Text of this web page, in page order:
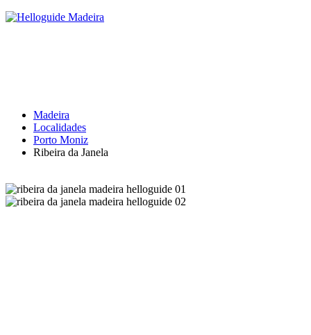
Madeira
Localidades
Porto Moniz
Ribeira da Janela